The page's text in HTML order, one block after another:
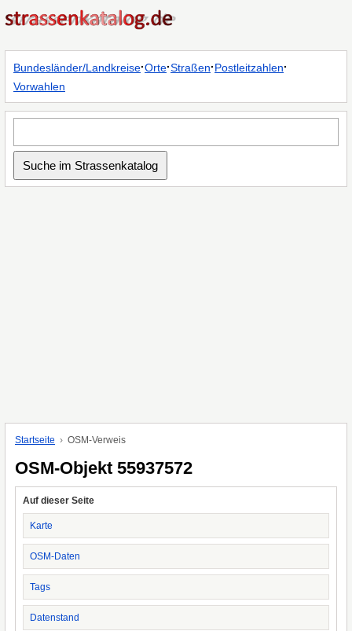
Bundesländer/Landkreise·Orte·Straßen·Postleitzahlen·
Vorwahlen
Startseite OSM-Verweis
OSM-Objekt 55937572
Auf dieser Seite
Karte
OSM-Daten
Tags
Datenstand